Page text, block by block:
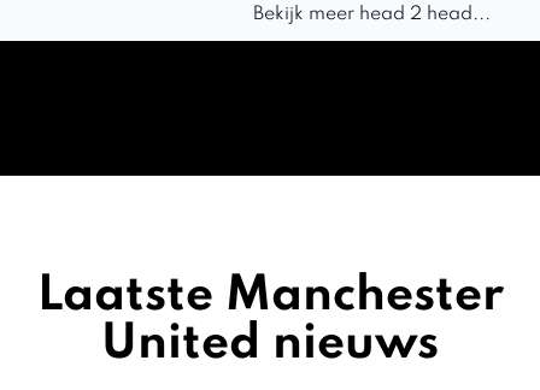
Bekijk meer head 2 head...
Laatste Manchester
United nieuws